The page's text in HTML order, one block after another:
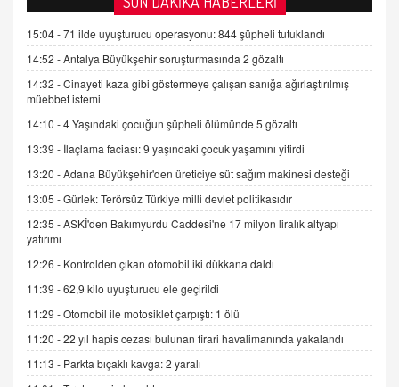
Kişisel verilerin korunması ve dijital hukukun
gelişimi
15.09.2025 16:17
SEHER EREK
Kış Ayları Geldi, Hangi Önlemler Alınmalı?
9.12.2025 10:11
İNCİ GÜL AKÖL
Trump Keşke Adana'yı da Ziyaret Etse...
06.07.2026 13:00
ADEM AKÖL
Esed Destekçilerinin Yüzüne Vurulan Şamar:
Sednaya
11.12.2024 12:30
DR. EKREM ASLAN
Gerçek Ne, Algı Ne? "Beraber Yürüyoruz"
15:04 -71 ilde uyuşturucu operasyonu: 844 şüpheli tutuklandı
14:52 -Antalya Büyükşehir soruşturmasında 2 gözaltı
14:32 -Cinayeti kaza gibi göstermeye çalışan sanığa ağırlaştırılmış
müebbet istemi
14:10 -4 Yaşındaki çocuğun şüpheli ölümünde 5 gözaltı
13:39 - İlaçlama faciası: 9 yaşındaki çocuk yaşamını yitirdi
13:20 -Adana Büyükşehir'den üreticiye süt sağım makinesi desteği
13:05 -Gürlek: Terörsüz Türkiye milli devlet politikasıdır
12:35 -ASKİ'den Bakımyurdu Caddesi'ne 17 milyon liralık altyapı
yatırımı
12:26 - Kontrolden çıkan otomobil iki dükkana daldı
11:39 -62,9 kilo uyuşturucu ele geçirildi
11:29 -Otomobil ile motosiklet çarpıştı: 1 ölü
11:20 -22 yıl hapis cezası bulunan firari havalimanında yakalandı
11:13 - Parkta bıçaklı kavga: 2 yaralı